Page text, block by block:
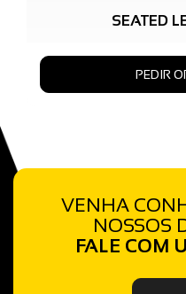
SEATED
PEDIR
VENHA
NOSSOS
FALE COM